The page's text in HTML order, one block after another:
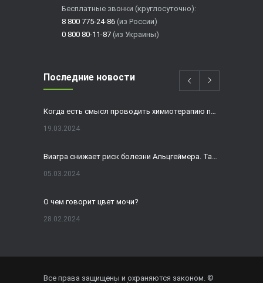
Бесплатные звонки (круглосуточно):
8 800 775-24-86 (из России)
0 800 80-11-87 (из Украины)
Последние новости
19.03.2024
05.03.2024
О чем говорит цвет мочи?
28.02.2024
Все права защищены и охраняются законом. ©